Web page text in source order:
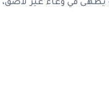
يطهى في وعاء غير لاصق،